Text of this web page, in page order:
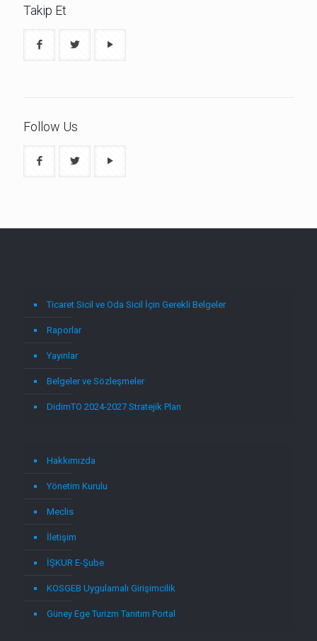
Takip Et
Follow Us
Ticaret Sicil ve Oda Sicil İçin Gerekli Belgeler
Raporlar
Yayınlar
Belgeler ve Sözleşmeler
DidimTO 2024-2027 Stratejik Plan
Hakkımızda
Yönetim Kurulu
Meclis
İletişim
İŞKUR E-Şube
KOSGEB Uygulamalı Girişimcilik
Güney Ege Turizm Tanıtım Portal